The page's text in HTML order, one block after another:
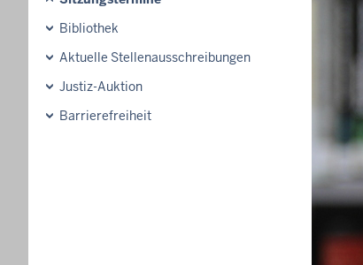
Bibliothek
Aktuelle Stellenausschreibungen
Justiz-Auktion
Barrierefreiheit